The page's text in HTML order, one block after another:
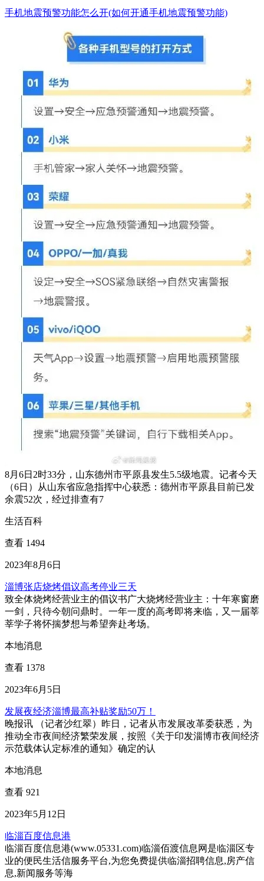
手机地震预警功能怎么开(如何开通手机地震预警功能)
8月6日2时33分，山东德州市平原县发生5.5级地震。记者今天
（6日）从山东省应急指挥中心获悉：德州市平原县目前已发
余震52次，经过排查有7
生活百科
查看 1494
2023年8月6日
淄博张店烧烤倡议高考停业三天
致全体烧烤经营业主的倡议书广大烧烤经营业主：十年寒窗磨
一剑，只待今朝问鼎时。一年一度的高考即将来临，又一届莘
莘学子将怀揣梦想与希望奔赴考场。
本地消息
查看 1378
2023年6月5日
发展夜经济淄博最高补贴奖励50万！
晚报讯 （记者沙红翠）昨日，记者从市发展改革委获悉，为
推动全市夜间经济繁荣发展，按照《关于印发淄博市夜间经济
示范载体认定标准的通知》确定的认
本地消息
查看 921
2023年5月12日
临淄百度信息港
临淄百度信息港(www.05331.com)临淄佰渡信息网是临淄区专
业的便民生活信服务平台,为您免费提供临淄招聘信息,房产信
息,新闻服务等海